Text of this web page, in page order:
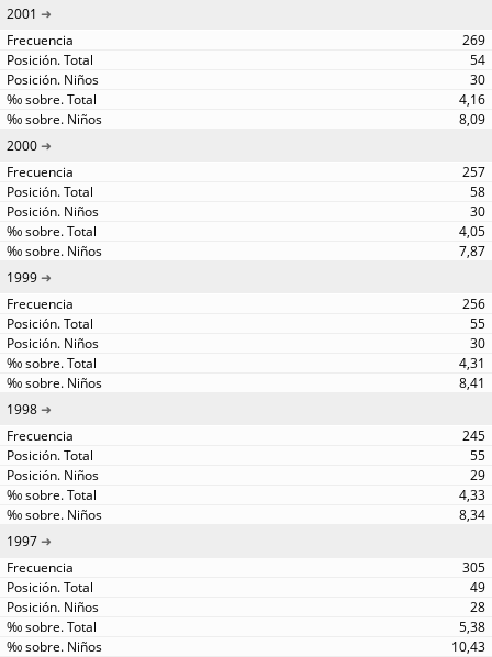
2001
269
54
30
4,16
8,09
2000
257
58
30
4,05
7,87
1999
256
55
30
4,31
8,41
1998
245
55
29
4,33
8,34
1997
305
49
28
5,38
10,43